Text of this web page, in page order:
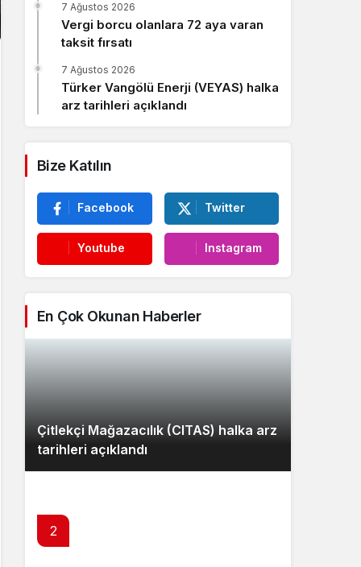
Vergi borcu olanlara 72 aya varan
taksit fırsatı
7 Ağustos 2026
Türker Vangölü Enerji (VEYAS) halka
arz tarihleri açıklandı
7 Ağustos 2026
Bize Katılın
Facebook Twitter
Youtube Instagram
En Çok Okunan Haberler
Çitlekçi Mağazacılık (CITAS) halka arz
tarihleri açıklandı
2